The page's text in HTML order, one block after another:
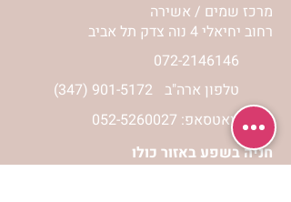
מרכז שמים / אשירה
רחוב יחיאלי 4 נוה צדק תל אביב
072-2146146
(347) 901-5172 טלפון ארה"ב
וואטסאפ: 052-5260027
חניה בשפע באזור כולו